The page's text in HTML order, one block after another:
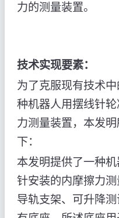
力的测量装置。
技术实现要素：
为了克服现有技术
种机器人用摆线针
力测量装置，本发
下：
本发明提供了一种
针安装的内摩擦力测
导轨支架、可升降